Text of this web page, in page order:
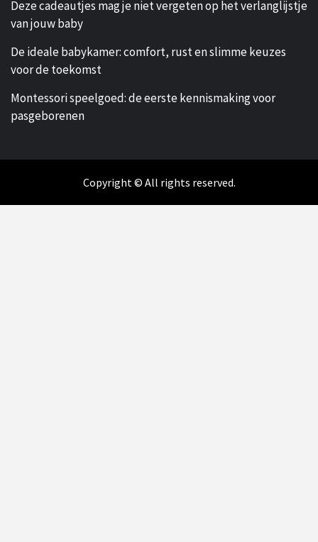
Deze cadeautjes mag je niet vergeten op het verlanglijstje
van jouw baby
De ideale babykamer: comfort, rust en slimme keuzes
voor de toekomst
Montessori speelgoed: de eerste kennismaking voor
pasgeborenen
Copyright © All rights reserved.